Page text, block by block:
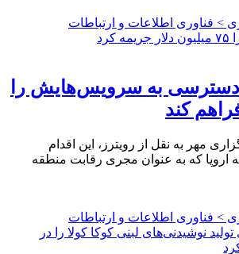
> فناوری اطلاعات و ارتباطات
دسترسی به سرویس‌هایش را
کند
مهر به نقل از رویترز، این اقدام
اروپا که به عنوان مجری رقابت منطقه
> فناوری اطلاعات و ارتباطات